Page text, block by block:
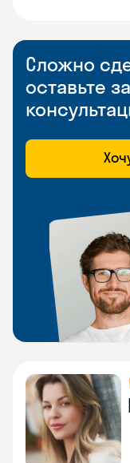
Сложно
оставьте